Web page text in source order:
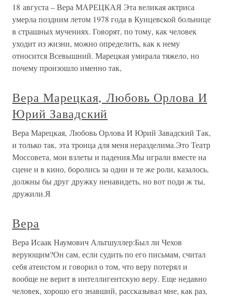
18 августа – Вера МАРЕЦКАЯ Эта великая актриса
умерла поздним летом 1978 года в Кунцевской больнице
в страшных мучениях. Говорят, по тому, как человек
уходит из жизни, можно определить, как к нему
относится Всевышний. Марецкая умирала тяжело, но
почему произошло именно так,
Вера Марецкая, Любовь Орлова И
Юрий Завадский
Вера Марецкая, Любовь Орлова И Юрий Завадский Так,
и только так, эта троица для меня неразделима.Это Театр
Моссовета, мои взлеты и падения.Мы играли вместе на
сцене и в кино, боролись за одни и те же роли, казалось,
должны бы друг дружку ненавидеть, но вот поди ж ты,
дружили.Я
Вера
Вера Исаак Наумович Альтшуллер:Был ли Чехов
верующим?Он сам, если судить по его письмам, считал
себя атеистом и говорил о том, что веру потерял и
вообще не верит в интеллигентскую веру. Еще недавно
человек, хорошо его знавший, рассказывал мне, как раз,